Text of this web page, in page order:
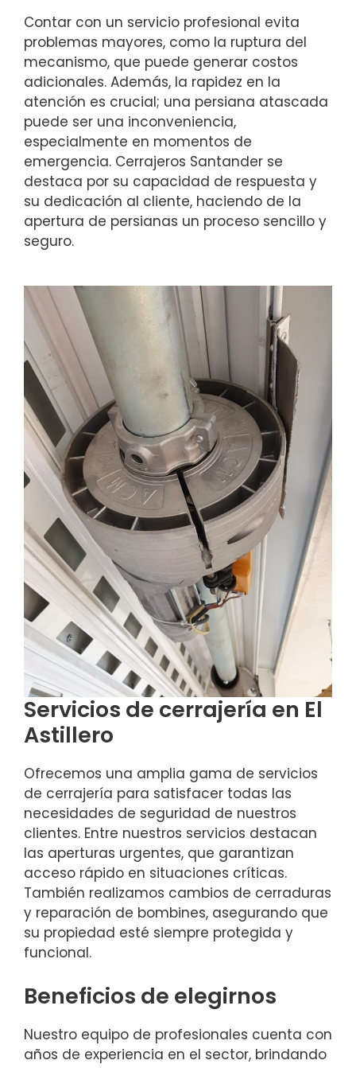
Contar con un servicio profesional evita
problemas mayores, como la ruptura del
mecanismo, que puede generar costos
adicionales. Además, la rapidez en la
atención es crucial; una persiana atascada
puede ser una inconveniencia,
especialmente en momentos de
emergencia. Cerrajeros Santander se
destaca por su capacidad de respuesta y
su dedicación al cliente, haciendo de la
apertura de persianas un proceso sencillo y
seguro.
Servicios de cerrajería en El
Astillero
Ofrecemos una amplia gama de servicios
de cerrajería para satisfacer todas las
necesidades de seguridad de nuestros
clientes. Entre nuestros servicios destacan
las aperturas urgentes, que garantizan
acceso rápido en situaciones críticas.
También realizamos cambios de cerraduras
y reparación de bombines, asegurando que
su propiedad esté siempre protegida y
funcional.
Beneficios de elegirnos
Nuestro equipo de profesionales cuenta con
años de experiencia en el sector, brindando